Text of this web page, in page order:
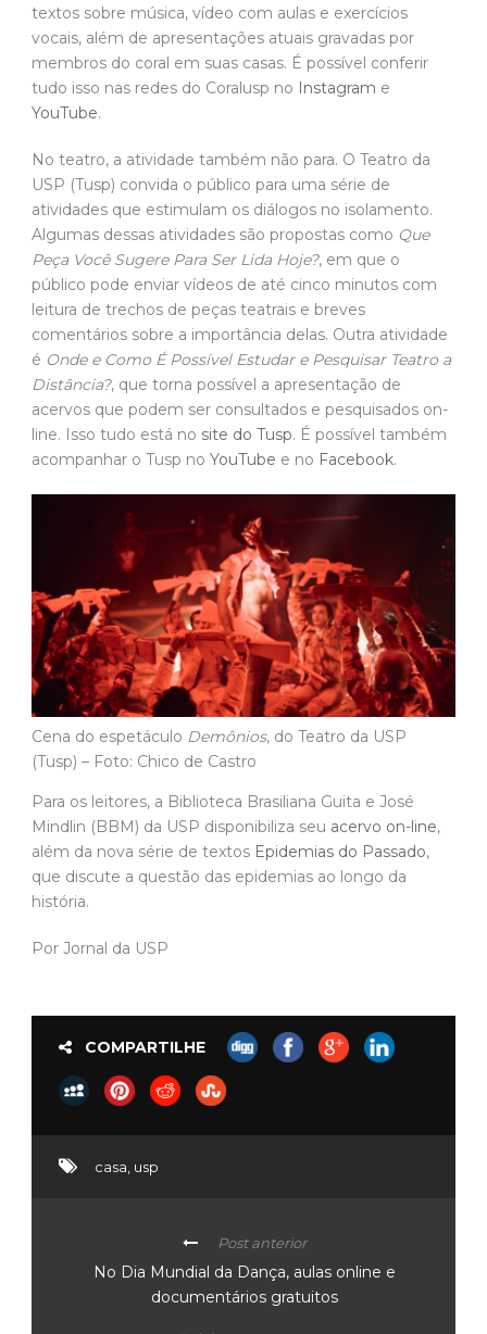
textos sobre música, vídeo com aulas e exercícios
vocais, além de apresentações atuais gravadas por
membros do coral em suas casas. É possível conferir
tudo isso nas redes do Coralusp no
Instagram e
YouTube.
No teatro, a atividade também não para. O Teatro da
USP (Tusp) convida o público para uma série de
atividades que estimulam os diálogos no isolamento.
Algumas dessas atividades são propostas como Que
Peça Você Sugere Para Ser Lida Hoje?, em que o
público pode enviar vídeos de até cinco minutos com
leitura de trechos de peças teatrais e breves
comentários sobre a importância delas. Outra atividade
é Onde e Como É Possível Estudar e Pesquisar Teatro a
Distância?, que torna possível a apresentação de
acervos que podem ser consultados e pesquisados on-
line. Isso tudo está no site do Tusp. É possível também
acompanhar o Tusp no YouTube e no Facebook.
Cena do espetáculo Demônios, do Teatro da USP
(Tusp) – Foto: Chico de Castro
Para os leitores, a Biblioteca Brasiliana Guita e José
Mindlin (BBM) da USP disponibiliza seu acervo on-line,
além da nova série de textos Epidemias do Passado,
que discute a questão das epidemias ao longo da
história.
Por Jornal da USP
COMPARTILHE
casa usp
Post anterior
No Dia Mundial da Dança, aulas online e
documentários gratuitos